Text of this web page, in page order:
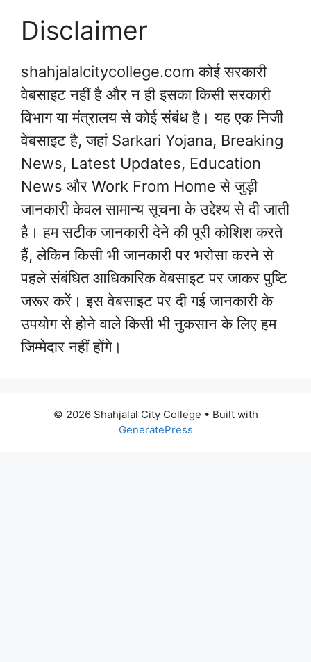
Disclaimer
shahjalalcitycollege.com कोई सरकारी
वेबसाइट नहीं है और न ही इसका किसी सरकारी
विभाग या मंत्रालय से कोई संबंध है। यह एक निजी
वेबसाइट है, जहां Sarkari Yojana, Breaking
News, Latest Updates, Education
News और Work From Home से जुड़ी
जानकारी केवल सामान्य सूचना के उद्देश्य से दी जाती
है। हम सटीक जानकारी देने की पूरी कोशिश करते
हैं, लेकिन किसी भी जानकारी पर भरोसा करने से
पहले संबंधित आधिकारिक वेबसाइट पर जाकर पुष्टि
जरूर करें। इस वेबसाइट पर दी गई जानकारी के
उपयोग से होने वाले किसी भी नुकसान के लिए हम
जिम्मेदार नहीं होंगे।
© 2026 Shahjalal City College • Built with
GeneratePress